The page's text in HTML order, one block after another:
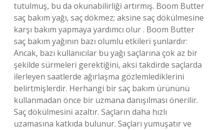
tutulmuş, bu da okunabilirliği artırmış. Boom Butter
saç bakım yağı, saç dökmez; aksine saç dökülmesine
karşı bakım yapmaya yardımcı olur . Boom Butter
saç bakım yağının bazı olumlu etkileri şunlardır:
Ancak, bazı kullanıcılar bu yağı saçlarına çok az bir
şekilde sürmeleri gerektiğini, aksi takdirde saçlarda
ilerleyen saatlerde ağırlaşma gözlemlediklerini
belirtmişlerdir. Herhangi bir saç bakım ürününü
kullanmadan önce bir uzmana danışılması önerilir.
Saç dökülmesini azaltır. Saçların daha hızlı
uzamasına katkıda bulunur. Saçları yumuşatır ve